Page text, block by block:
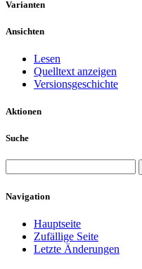
Varianten
Ansichten
Lesen
Quelltext anzeigen
Versionsgeschichte
Aktionen
Suche
Navigation
Hauptseite
Zufällige Seite
Letzte Änderungen